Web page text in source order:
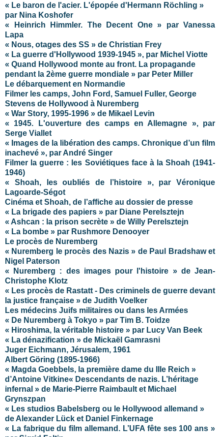
« Le baron de l'acier. L'épopée d'Hermann Röchling »
par Nina Koshofer
« Heinrich Himmler. The Decent One » par Vanessa
Lapa
« Nous, otages des SS » de Christian Frey
« La guerre d'Hollywood 1939-1945 », par Michel Viotte
« Quand Hollywood monte au front. La propagande
pendant la 2ème guerre mondiale » par Peter Miller
Le débarquement en Normandie
Filmer les camps, John Ford, Samuel Fuller, George
Stevens de Hollywood à Nuremberg
« War Story, 1995-1996 » de Mikael Levin
« 1945. L'ouverture des camps en Allemagne », par
Serge Viallet
« Images de la libération des camps. Chronique d’un film
inachevé », par André Singer
Filmer la guerre : les Soviétiques face à la Shoah (1941-
1946)
« Shoah, les oubliés de l’histoire », par Véronique
Lagoarde-Ségot
Cinéma et Shoah, de l’affiche au dossier de presse
« La brigade des papiers » par Diane Perelsztejn
« Ashcan : la prison secrète » de Willy Perelsztejn
« La bombe » par Rushmore Denooyer
Le procès de Nuremberg
« Nuremberg le procès des Nazis » de Paul Bradshaw et
Nigel Paterson
« Nuremberg : des images pour l'histoire » de Jean-
Christophe Klotz
« Les procès de Rastatt - Des criminels de guerre devant
la justice française » de Judith Voelker
Les médecins Juifs militaires ou dans les Armées
« De Nuremberg à Tokyo » par Tim B. Toidze
« Hiroshima, la véritable histoire » par Lucy Van Beek
« La dénazification » de Mickaël Gamrasni
Juger Eichmann, Jérusalem, 1961
Albert Göring (1895-1966)
« Magda Goebbels, la première dame du IIIe Reich »
d’Antoine Vitkine« Descendants de nazis. L’héritage
infernal » de Marie-Pierre Raimbault et Michael
Grynszpan
« Les studios Babelsberg ou le Hollywood allemand »
de Alexander Lück et Daniel Finkernage
« La fabrique du film allemand. L’UFA fête ses 100 ans »